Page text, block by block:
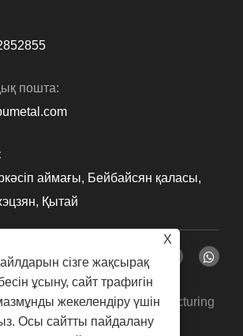
пошта:
аймағы, Бейбайсян қаласы,
Қытай
Zhejiang Yipu Metal Manufacturing
Барлық құқықтар қорғалған.
X
сізге жақсырақ
ұсыну, сайт трафигін
жекелендіру үшін
Осы сайтты пайдалану